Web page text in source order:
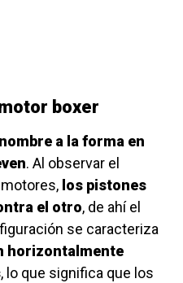
boxer
a la forma en
. Al observar el
los pistones
el otro, de ahí el
se caracteriza
horizontalmente
, lo que significa que los